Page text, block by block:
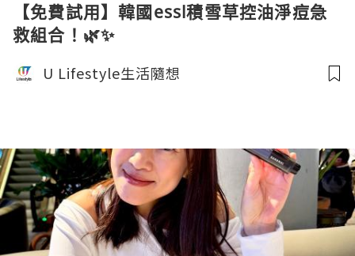
【免費試用】韓國essl積雪草控油淨痘急
救組合！🌿✨
U Lifestyle生活隨想